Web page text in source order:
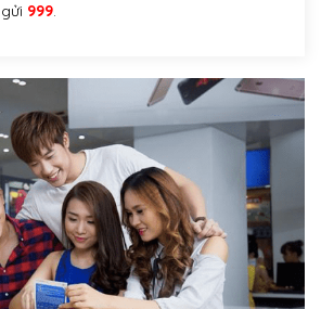
gửi 999.